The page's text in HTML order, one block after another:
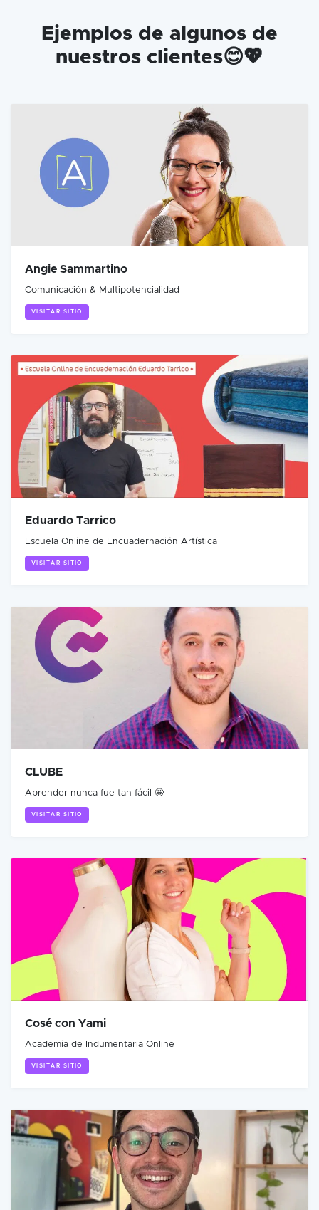
Ejemplos de algunos de
nuestros clientes😊💖
Angie Sammartino
Comunicación & Multipotencialidad
VISITAR SITIO
Eduardo Tarrico
Escuela Online de Encuadernación Artística
VISITAR SITIO
CLUBE
Aprender nunca fue tan fácil 🤩
VISITAR SITIO
Cosé con Yami
Academia de Indumentaria Online
VISITAR SITIO